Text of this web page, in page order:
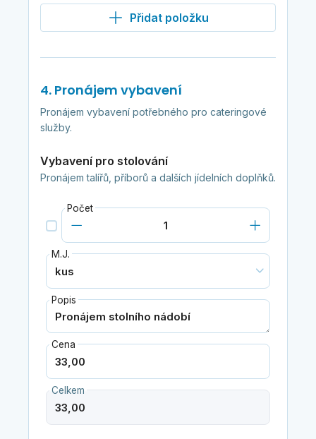
Přidat položku
4. Pronájem vybavení
Pronájem vybavení potřebného pro cateringové
služby.
Vybavení pro stolování
Pronájem talířů, příborů a dalších jídelních doplňků.
Počet
M.J.
Popis
Cena
Celkem